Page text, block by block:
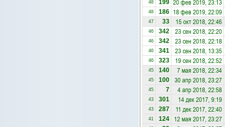
48 199 20 фев 2019, 23:13
48 186 18 фев 2019, 22:09
47 33 15 окт 2018, 22:46
46 342 23 сен 2018, 22:20
46 342 23 сен 2018, 22:18
46 341 23 сен 2018, 13:35
46 323 19 сен 2018, 22:52
45 140 7 мая 2018, 22:34
45 100 30 апр 2018, 23:27
45 7 4 апр 2018, 22:58
43 301 14 дек 2017, 9:19
43 287 11 дек 2017, 22:40
41 124 12 мая 2017, 23:27